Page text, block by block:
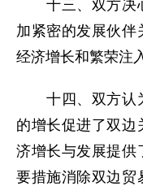
十三、双方决心
加紧密的发展伙伴
经济增长和繁荣注
十四、双方认为
的增长促进了双边
济增长与发展提供
要措施消除双边贸